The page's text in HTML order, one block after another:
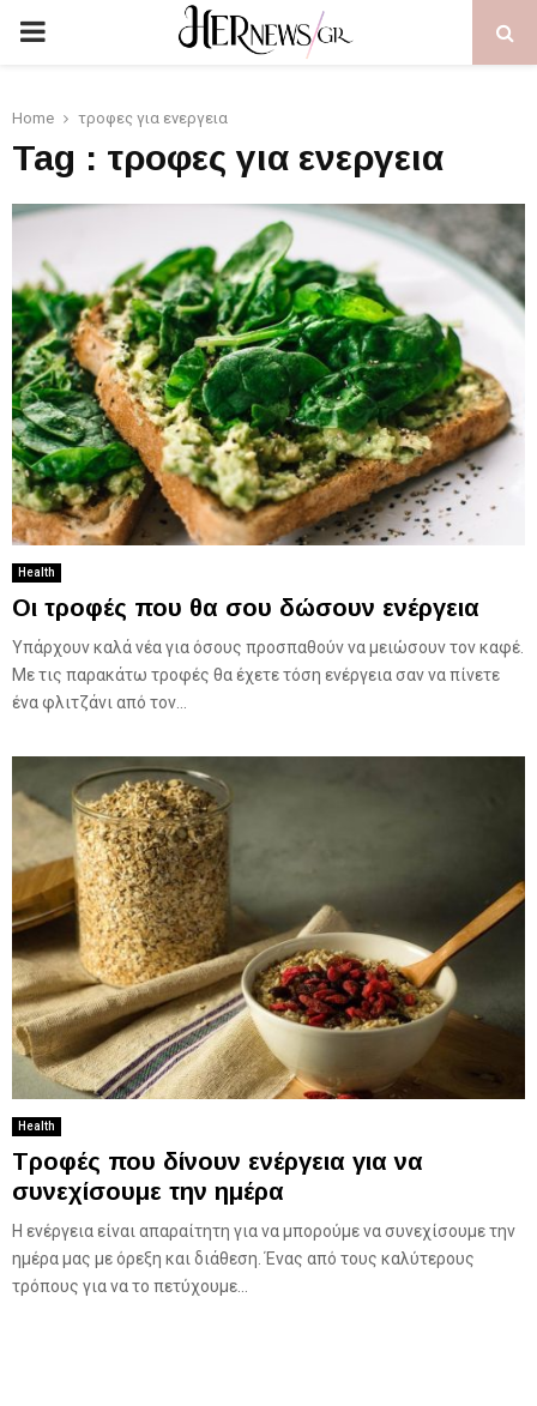
PRIMARY
Home τροφες για ενεργεια
Tag : τροφες για ενεργεια
Health
Οι τροφές που θα σου δώσουν ενέργεια
Υπάρχουν καλά νέα για όσους προσπαθούν να μειώσουν τον καφέ.
Με τις παρακάτω τροφές θα έχετε τόση ενέργεια σαν να πίνετε
ένα φλιτζάνι από τον...
Health
Τροφές που δίνουν ενέργεια για να
συνεχίσουμε την ημέρα
Η ενέργεια είναι απαραίτητη για να μπορούμε να συνεχίσουμε την
ημέρα μας με όρεξη και διάθεση. Ένας από τους καλύτερους
τρόπους για να το πετύχουμε...